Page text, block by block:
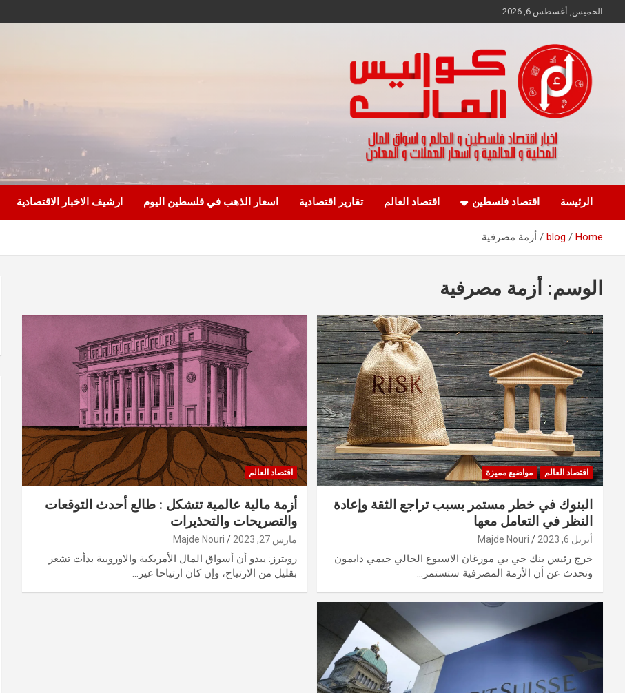
to
الخميس, أغسطس 6, 2026
كواليس المال
الرئيسة اقتصاد فلسطين اقتصاد العالم تقارير اقتصادية اسعار الذهب في فلسطين اليوم ارشيف الاخبار الاقتصادية
Home
blog أزمة مصرفية
الوسم: أزمة مصرفية
اقتصاد العالم مواضيع مميزة
البنوك في خطر مستمر بسبب تراجع الثقة وإعادة
النظر في التعامل معها
أبريل 6, 2023 Majde Nouri
خرج رئيس بنك جي بي مورغان الاسبوع الحالي جيمي دايمون
وتحدث عن أن الأزمة المصرفية ستستمر…
اقتصاد العالم
أزمة مالية عالمية تتشكل : طالع أحدث التوقعات
والتصريحات والتحذيرات
مارس 27, 2023 Majde Nouri
رويترز: يبدو أن أسواق المال الأمريكية والاوروبية بدأت تشعر
بقليل من الارتياح، وإن كان ارتياحا غير…